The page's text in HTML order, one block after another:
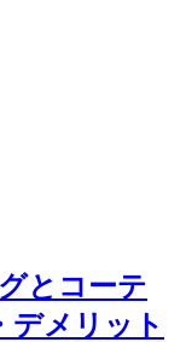
とコーテ
デメリット